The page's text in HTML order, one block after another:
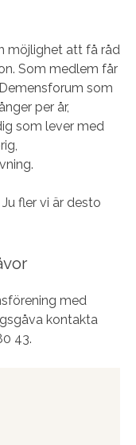
möjlighet att få råd
Som medlem får
som
per år,
som lever med
fler vi är desto
med
kontakta
43.